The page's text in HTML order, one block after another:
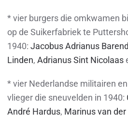
*vier burgers die omkwamen
op de Suikerfabriek te
1940: Jacobus Adrianus
Linden, Adrianus Sint Nicolaas
*vier Nederlandse militairen
vlieger die sneuvelden in 1940:
André Hardus, Marinus van der